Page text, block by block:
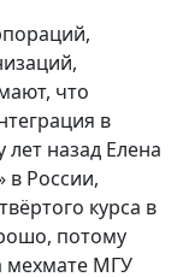
что
в
назад Елена
в России,
курса в
потому
мехмате МГУ